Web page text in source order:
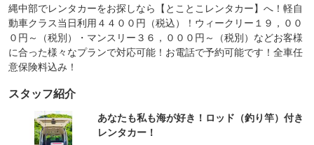
縄中部でレンタカーをお探しなら【とことこレンタカー】へ！軽自
動車クラス当日利用４４００円（税込）！ウィークリー１９，００
０円～（税別）・マンスリー３６，０００円～（税別）などお客様
に合った様々なプランで対応可能！お電話で予約可能です！全車任
意保険料込み！
スタッフ紹介
あなたも私も海が好き！ロッド（釣り竿）付き
レンタカー！